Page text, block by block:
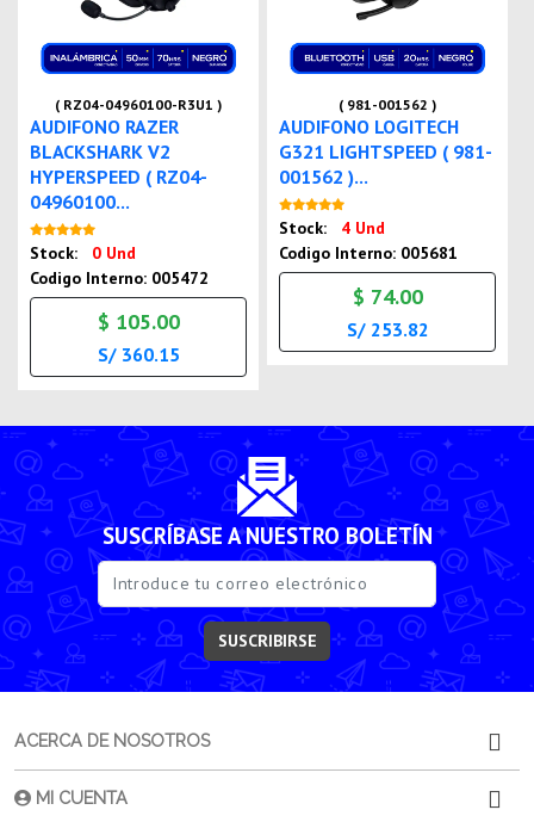
( RZ04-04960100-R3U1 )
AUDIFONO RAZER
BLACKSHARK V2
HYPERSPEED ( RZ04-
04960100...
Stock:
0 Und
Codigo Interno: 005472
$ 105.00
S/ 360.15
( 981-001562 )
AUDIFONO LOGITECH
G321 LIGHTSPEED ( 981-
001562 )...
Stock:
4 Und
Codigo Interno: 005681
$ 74.00
S/ 253.82
SUSCRÍBASE A NUESTRO BOLETÍN
SUSCRIBIRSE
ACERCA DE NOSOTROS
MI CUENTA